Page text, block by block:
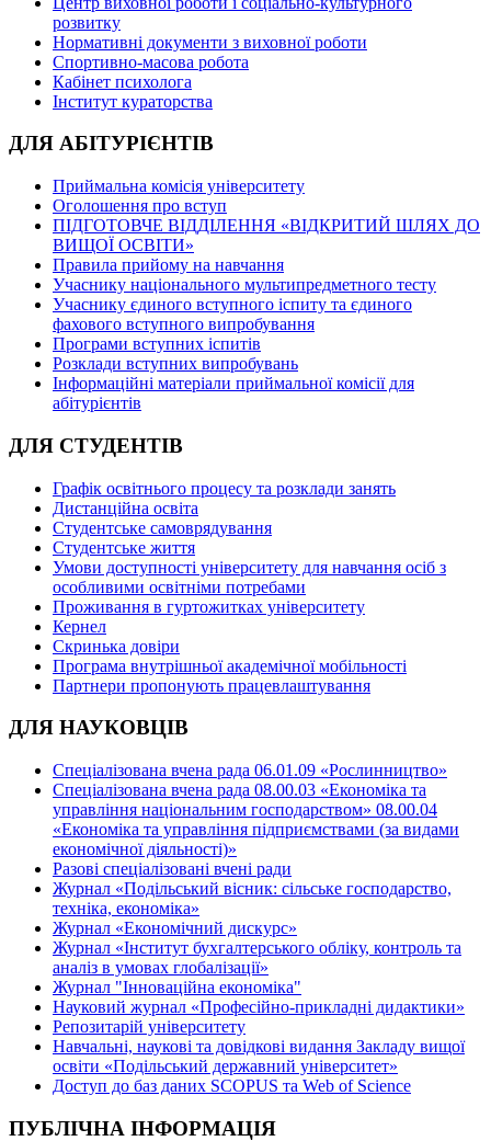
розвитку
Нормативні документи з виховної роботи
Спортивно-масова робота
Кабінет психолога
Інститут кураторства
ДЛЯ АБІТУРІЄНТІВ
Приймальна комісія університету
Оголошення про вступ
ПІДГОТОВЧЕ ВІДДІЛЕННЯ «ВІДКРИТИЙ ШЛЯХ ДО
ВИЩОЇ ОСВІТИ»
Правила прийому на навчання
Учаснику національного мультипредметного тесту
Учаснику єдиного вступного іспиту та єдиного
фахового вступного випробування
Програми вступних іспитів
Розклади вступних випробувань
Інформаційні матеріали приймальної комісії для
абітурієнтів
ДЛЯ СТУДЕНТІВ
Графік освітнього процесу та розклади занять
Дистанційна освіта
Студентське самоврядування
Студентське життя
Умови доступності університету для навчання осіб з
особливими освітніми потребами
Проживання в гуртожитках університету
Кернел
Скринька довіри
Програма внутрішньої академічної мобільності
Партнери пропонують працевлаштування
ДЛЯ НАУКОВЦІВ
Спеціалізована вчена рада 06.01.09 «Рослинництво»
Спеціалізована вчена рада 08.00.03 «Економіка та
управління національним господарством» 08.00.04
«Економіка та управління підприємствами (за видами
економічної діяльності)»
Разові спеціалізовані вчені ради
Журнал «Подільський вісник: сільське господарство,
техніка, економіка»
Журнал «Економічний дискурс»
Журнал «Інститут бухгалтерського обліку, контроль та
аналіз в умовах глобалізації»
Журнал "Інноваційна економіка"
Науковий журнал «Професійно-прикладні дидактики»
Репозитарій університету
Навчальні, наукові та довідкові видання Закладу вищої
освіти «Подільський державний університет»
Доступ до баз даних SCOPUS та Web of Science
ПУБЛІЧНА ІНФОРМАЦІЯ